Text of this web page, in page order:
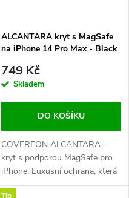
ALCANTARA kryt s MagSafe
na iPhone 14 Pro Max - Black
749 Kč
Skladem
DO KOŠÍKU
COVEREON ALCANTARA -
kryt s podporou MagSafe pro
iPhone: Luxusní ochrana, která
dělá dojem Představujeme vám
Tip